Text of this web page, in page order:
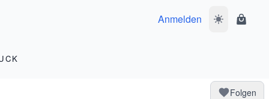
Anmelden
Folgen